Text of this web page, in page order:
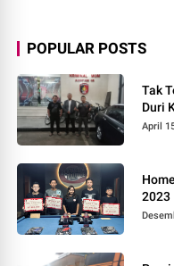
POPULAR POSTS
Tak
Duri
April
2023